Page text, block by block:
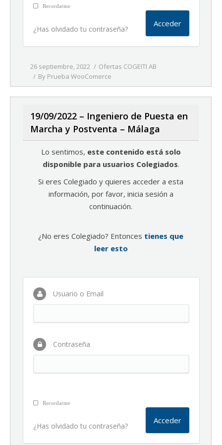
Recordarme
¿Has olvidado tu contraseña?
26 septiembre, 2022
Ofertas COGEITI AB
By Prueba WooComerce
19/09/2022 – Ingeniero de Puesta en
Marcha y Postventa – Málaga
Lo sentimos, este contenido está solo
disponible para usuarios Colegiados.
Si eres Colegiado y quieres acceder a esta
información, por favor, inicia sesión a
continuación.
¿No eres Colegiado? Entonces tienes que
leer esto
Usuario o Email
Contraseña
Recordarme
¿Has olvidado tu contraseña?